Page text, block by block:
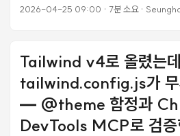
Loop와 oh-my-opencode가 증명한 것은
는 이 개념을 빠르게 받아 들이고 있습니
따라왔다. 지금 AI 에이전트를 쓰는 팀들은
의 같은 방향으로 가고 있습니다. 에이전트
도구를 만들고, 재발을 막는다. ...
2026-04-25 09:00 · 7분 소요·
Tailwind v4로 올렸는데
tailwind.config.js가 무
— @theme 함정과
DevTools MCP로 검증